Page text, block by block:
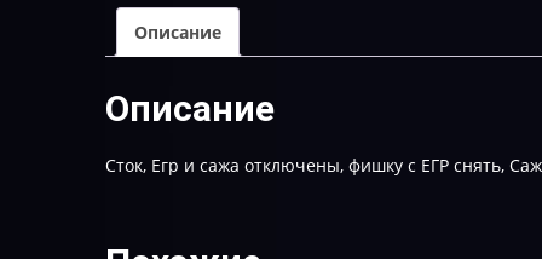
Описание
Описание
Сток, Егр и сажа отключены, фишку с ЕГР снять,